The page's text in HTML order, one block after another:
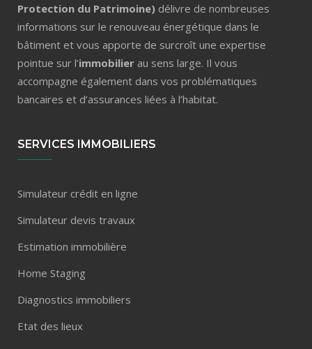
Protection du Patrimoine) délivre de nombreuses
informations sur le renouveau énergétique dans le
bâtiment et vous apporte de surcroît une expertise
pointue sur l’immobilier au sens large. Il vous
accompagne également dans vos problématiques
bancaires et d’assurances liées à l’habitat.
SERVICES IMMOBILIERS
Simulateur crédit en ligne
Simulateur devis travaux
Estimation immobilière
Home Staging
Diagnostics immobiliers
Etat des lieux